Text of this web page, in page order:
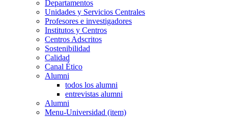
Departamentos
Unidades y Servicios Centrales
Profesores e investigadores
Institutos y Centros
Centros Adscritos
Sostenibilidad
Calidad
Canal Ético
Alumni
todos los alumni
entrevistas alumni
Alumni
Menu-Universidad (item)